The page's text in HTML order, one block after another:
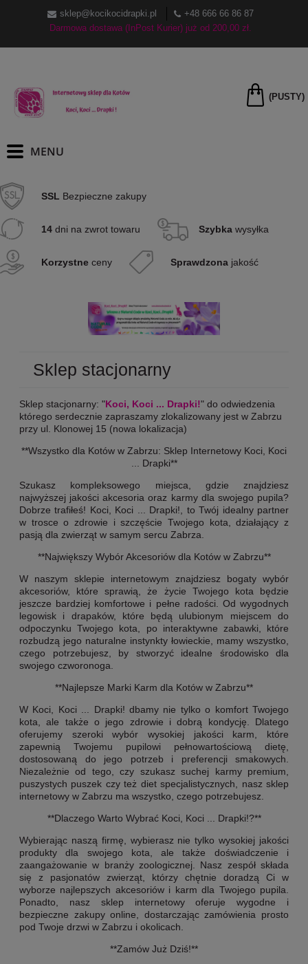
sklep@kocikocidrapki.pl
+48 666 66 86 87
Darmowa dostawa (InPost Kurier) już od 200,00 zł.
(PUSTY)
SSL Bezpieczne zakupy
14 dni na zwrot towaru Szybka wysyłka
Korzystne ceny Sprawdzona jakość
Sklep stacjonarny
Sklep stacjonarny: "Koci, Koci ... Drapki!" do odwiedzenia
którego serdecznie zapraszamy zlokalizowany jest w Zabrzu
przy ul. Klonowej 15 (nowa lokalizacja)
**Wszystko dla Kotów w Zabrzu: Sklep Internetowy Koci, Koci
... Drapki**
Szukasz kompleksowego miejsca, gdzie znajdziesz
najwyższej jakości akcesoria oraz karmy dla swojego pupila?
Dobrze trafiłeś! Koci, Koci ... Drapki!, to Twój idealny partner
w trosce o zdrowie i szczęście Twojego kota, działający z
pasją dla zwierząt w samym sercu Zabrza.
**Największy Wybór Akcesoriów dla Kotów w Zabrzu**
W naszym sklepie internetowym znajdziesz bogaty wybór
akcesoriów, które sprawią, że życie Twojego kota będzie
jeszcze bardziej komfortowe i pełne radości. Od wygodnych
legowisk i drapaków, które będą ulubionym miejscem do
odpoczynku Twojego kota, po interaktywne zabawki, które
rozbudzą jego naturalne instynkty łowieckie, mamy wszystko,
czego potrzebujesz, by stworzyć idealne środowisko dla
swojego czworonoga.
**Najlepsze Marki Karm dla Kotów w Zabrzu**
W Koci, Koci ... Drapki! dbamy nie tylko o komfort Twojego
kota, ale także o jego zdrowie i dobrą kondycję. Dlatego
oferujemy szeroki wybór wysokiej jakości karm, które
zapewnią Twojemu pupilowi pełnowartościową dietę,
dostosowaną do jego potrzeb i preferencji smakowych.
Niezależnie od tego, czy szukasz suchej karmy premium,
puszystych puszek czy też diet specjalistycznych, nasz sklep
internetowy w Zabrzu ma wszystko, czego potrzebujesz.
**Dlaczego Warto Wybrać Koci, Koci ... Drapki!?**
Wybierając naszą firmę, wybierasz nie tylko wysokiej jakości
produkty dla swojego kota, ale także doświadczenie i
zaangażowanie w branży zoologicznej. Nasz zespół składa
się z pasjonatów zwierząt, którzy chętnie doradzą Ci w
wyborze najlepszych akcesoriów i karm dla Twojego pupila.
Ponadto, nasz sklep internetowy oferuje wygodne i
bezpieczne zakupy online, dostarczając zamówienia prosto
pod Twoje drzwi w Zabrzu i okolicach.
**Zamów Już Dziś!**